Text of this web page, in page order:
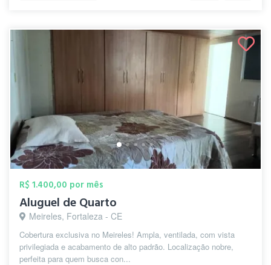
R$ 1.400,00 por mês
Aluguel de Quarto
Meireles, Fortaleza - CE
Cobertura exclusiva no Meireles! Ampla, ventilada, com vista
privilegiada e acabamento de alto padrão. Localização nobre,
perfeita para quem busca con...